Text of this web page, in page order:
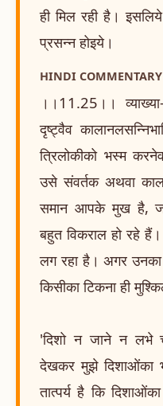
ही मिल रही है।
प्रसन्न होइये।
HINDI COMMENTARY
।।11.25।।
दृष्ट्वैव
त्रिलोकीको भस्म
उसे संवर्तक अथवा
समान आपके मुख है,
बहुत विकराल हो रहे
लग रहा है। अगर
किसीका टिकना ही
'दिशो न जाने न लभे
देखकर मुझे दिशाओंका
तात्पर्य है कि